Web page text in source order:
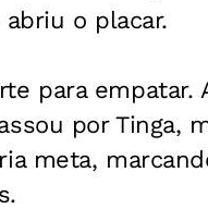
o placar.
para empatar.
por Tinga,
meta,